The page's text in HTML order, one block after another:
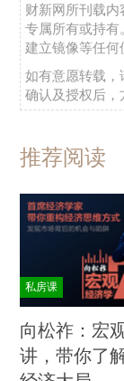
财新网所刊载
专属所有或持有
建立镜像等任何
如有意愿转载，
确认及授权后，
推荐阅读
私房课
向松祚：宏
讲，带你了